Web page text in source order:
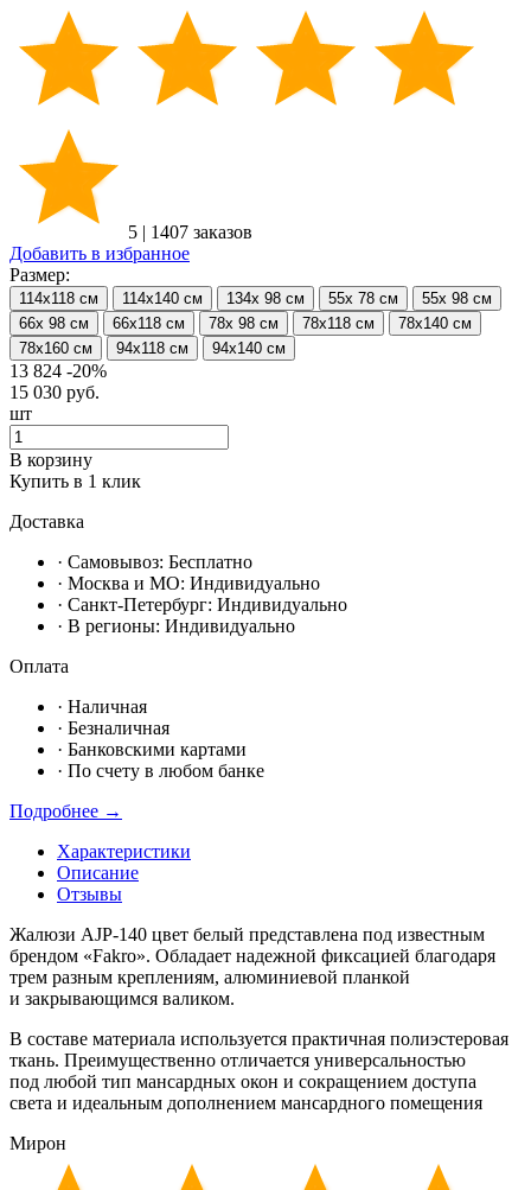
5 | 1407 заказов
Добавить в избранное
Размер:
114х118 см 114х140 см 134х 98 см 55х 78 см
55х 98 см
66х 98 см
66х118 см 78х 98 см 78х118 см
78х140 см
78х160 см
94х118 см 94х140 см
13 824 -20%
15 030 руб.
шт
В корзину
Купить в 1 клик
Доставка
· Самовывоз: Бесплатно
· Москвa и МО: Индивидуально
· Санкт-Петербург: Индивидуально
· В регионы: Индивидуально
Оплата
· Наличная
· Безналичная
· Банковскими картами
· По счету в любом банке
Подробнее →
Характеристики
Описание
Отзывы
Жалюзи AJP-140 цвет белый представлена под известным
брендом «Fakro». Обладает надежной фиксацией благодаря
трем разным креплениям, алюминиевой планкой
и закрывающимся валиком.
В составе материала используется практичная полиэстеровая
ткань. Преимущественно отличается универсальностью
под любой тип мансардных окон и сокращением доступа
света и идеальным дополнением мансардного помещения
Мирон